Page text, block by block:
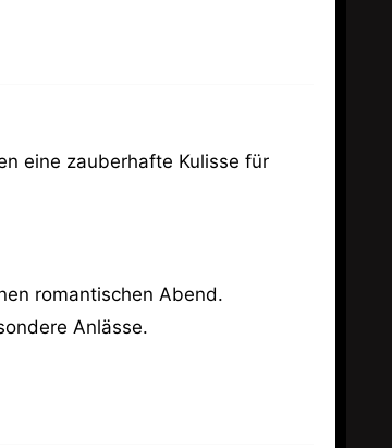
eine zauberhafte Kulisse für
romantischen Abend.
Anlässe.